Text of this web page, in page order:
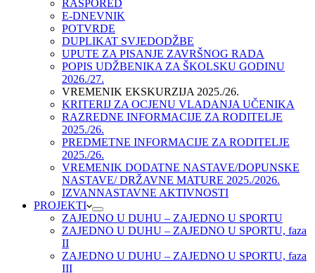
RASPORED
E-DNEVNIK
POTVRDE
DUPLIKAT SVJEDODŽBE
UPUTE ZA PISANJE ZAVRŠNOG RADA
POPIS UDŽBENIKA ZA ŠKOLSKU GODINU
2026./27.
VREMENIK EKSKURZIJA 2025./26.
KRITERIJ ZA OCJENU VLADANJA UČENIKA
RAZREDNE INFORMACIJE ZA RODITELJE
2025./26.
PREDMETNE INFORMACIJE ZA RODITELJE
2025./26.
VREMENIK DODATNE NASTAVE/DOPUNSKE
NASTAVE/ DRŽAVNE MATURE 2025./2026.
IZVANNASTAVNE AKTIVNOSTI
PROJEKTI
ZAJEDNO U DUHU – ZAJEDNO U SPORTU
ZAJEDNO U DUHU – ZAJEDNO U SPORTU, faza
II
ZAJEDNO U DUHU – ZAJEDNO U SPORTU, faza
III